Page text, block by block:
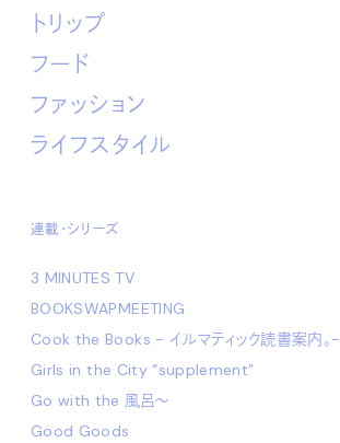
トリップ
フード
ファッション
ライフスタイル
連載・シリーズ
3 MINUTES TV
BOOKSWAPMEETING
Cook the Books - イルマティック読書案内。-
Girls in the City “supplement”
Go with the 風呂〜
Good Goods